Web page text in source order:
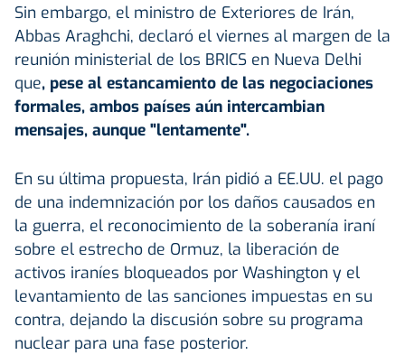
Sin embargo, el ministro de Exteriores de Irán,
Abbas Araghchi, declaró el viernes al margen de la
reunión ministerial de los BRICS en Nueva Delhi
que, pese al estancamiento de las negociaciones
formales, ambos países aún intercambian
mensajes, aunque "lentamente".
En su última propuesta, Irán pidió a EE.UU. el pago
de una indemnización por los daños causados en
la guerra, el reconocimiento de la soberanía iraní
sobre el estrecho de Ormuz, la liberación de
activos iraníes bloqueados por Washington y el
levantamiento de las sanciones impuestas en su
contra, dejando la discusión sobre su programa
nuclear para una fase posterior.